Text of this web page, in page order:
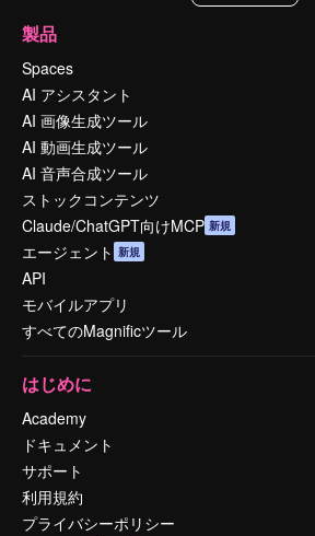
製品
Spaces
AI アシスタント
AI 画像生成ツール
AI 動画生成ツール
AI 音声合成ツール
ストックコンテンツ
Claude/ChatGPT向けMCP 新規
エージェント 新規
API
モバイルアプリ
すべてのMagnificツール
はじめに
Academy
ドキュメント
サポート
利用規約
プライバシーポリシー